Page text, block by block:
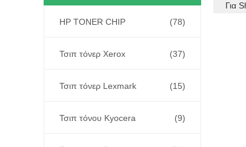
HP TONER CHIP (78)
Τσιπ τόνερ Xerox (37)
Τσιπ τόνερ Lexmark (15)
Τσιπ τόνου Kyocera (9)
Για